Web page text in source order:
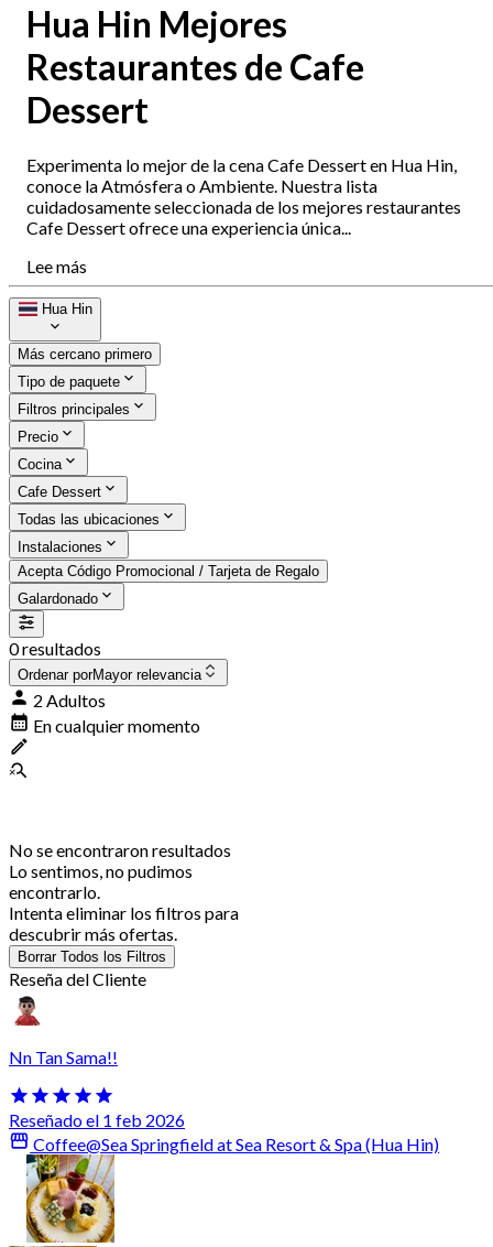
Hua Hin Mejores
Restaurantes de Cafe
Dessert
Experimenta lo mejor de la cena Cafe Dessert en Hua Hin,
conoce la Atmósfera o Ambiente. Nuestra lista
cuidadosamente seleccionada de los mejores restaurantes
Cafe Dessert ofrece una experiencia única...
Lee más
Hua Hin
Más cercano primero
Tipo de paquete
Filtros principales
Precio
Cocina
Cafe Dessert
Todas las ubicaciones
Instalaciones
Acepta Código Promocional / Tarjeta de Regalo
Galardonado
0 resultados
Ordenar porMayor relevancia
2 Adultos
En cualquier momento
No se encontraron resultados
Lo sentimos, no pudimos
encontrarlo.
Intenta eliminar los filtros para
descubrir más ofertas.
Borrar Todos los Filtros
Reseña del Cliente
Nn Tan Sama!!
Reseñado el 1 feb 2026
Coffee@Sea Springfield at Sea Resort & Spa (Hua Hin)